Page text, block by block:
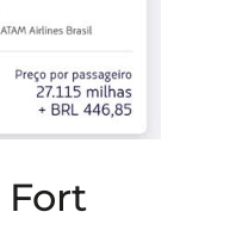
Fort